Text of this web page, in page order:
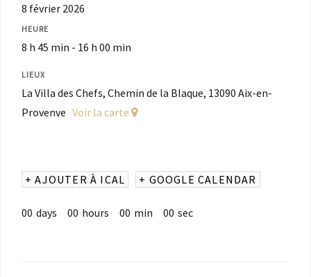
8 février 2026
HEURE
8 h 45 min - 16 h 00 min
LIEUX
La Villa des Chefs, Chemin de la Blaque, 13090 Aix-en-
Provenve Voir la carte
+ AJOUTER À ICAL + GOOGLE CALENDAR
00 days 00 hours 00 min 00 sec